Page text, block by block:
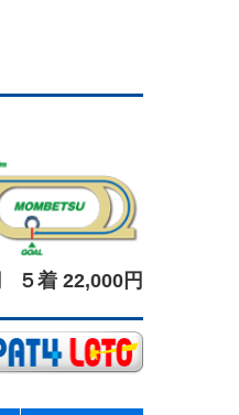
５着 22,000円